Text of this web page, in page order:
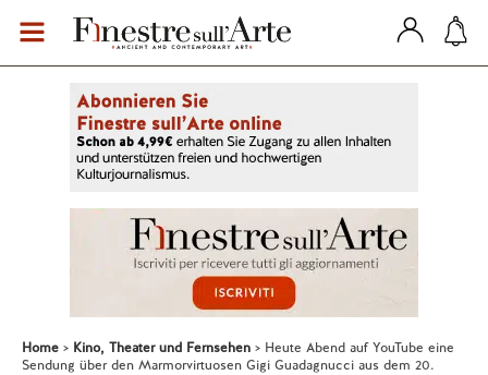
Home Kino, Theater und Fernsehen
Heute Abend auf YouTube eine
Sendung über den Marmorvirtuosen Gigi Guadagnucci aus dem 20.